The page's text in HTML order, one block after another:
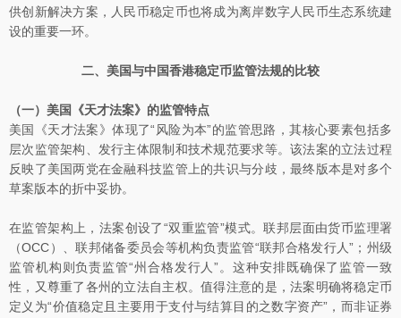
供创新解决方案，人民币稳定币也将成为离岸数字人民币生态系统建
设的重要一环。
二、美国与中国香港稳定币监管法规的比较
（一）美国《天才法案》的监管特点
美国《天才法案》体现了“风险为本”的监管思路，其核心要素包括多
层次监管架构、发行主体限制和技术规范要求等。该法案的立法过程
反映了美国两党在金融科技监管上的共识与分歧，最终版本是对多个
草案版本的折中妥协。
在监管架构上，法案创设了“双重监管”模式。联邦层面由货币监理署
（OCC）、联邦储备委员会等机构负责监管“联邦合格发行人”；州级
监管机构则负责监管“州合格发行人”。这种安排既确保了监管一致
性，又尊重了各州的立法自主权。值得注意的是，法案明确将稳定币
定义为“价值稳定且主要用于支付与结算目的之数字资产”，而非证券